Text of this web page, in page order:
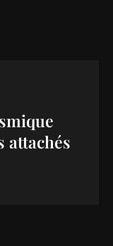
attachés